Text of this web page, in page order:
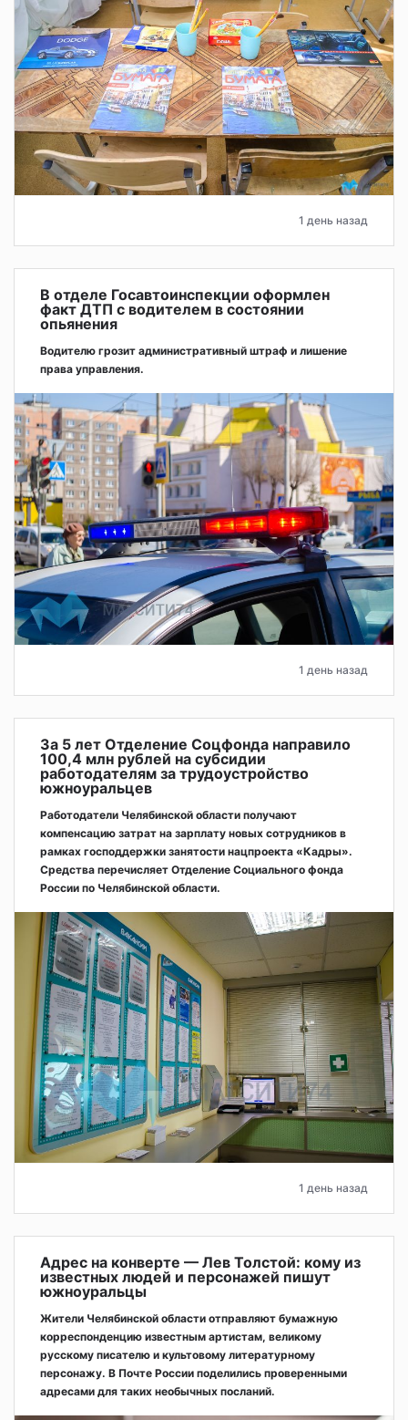
1 день назад
В отделе Госавтоинспекции оформлен
факт ДТП с водителем в состоянии
опьянения
Водителю грозит административный штраф и лишение
права управления.
1 день назад
За 5 лет Отделение Соцфонда направило
100,4 млн рублей на субсидии
работодателям за трудоустройство
южноуральцев
Работодатели Челябинской области получают
компенсацию затрат на зарплату новых сотрудников в
рамках господдержки занятости нацпроекта «Кадры».
Средства перечисляет Отделение Социального фонда
России по Челябинской области.
1 день назад
Адрес на конверте — Лев Толстой: кому из
известных людей и персонажей пишут
южноуральцы
Жители Челябинской области отправляют бумажную
корреспонденцию известным артистам, великому
русскому писателю и культовому литературному
персонажу. В Почте России поделились проверенными
адресами для таких необычных посланий.